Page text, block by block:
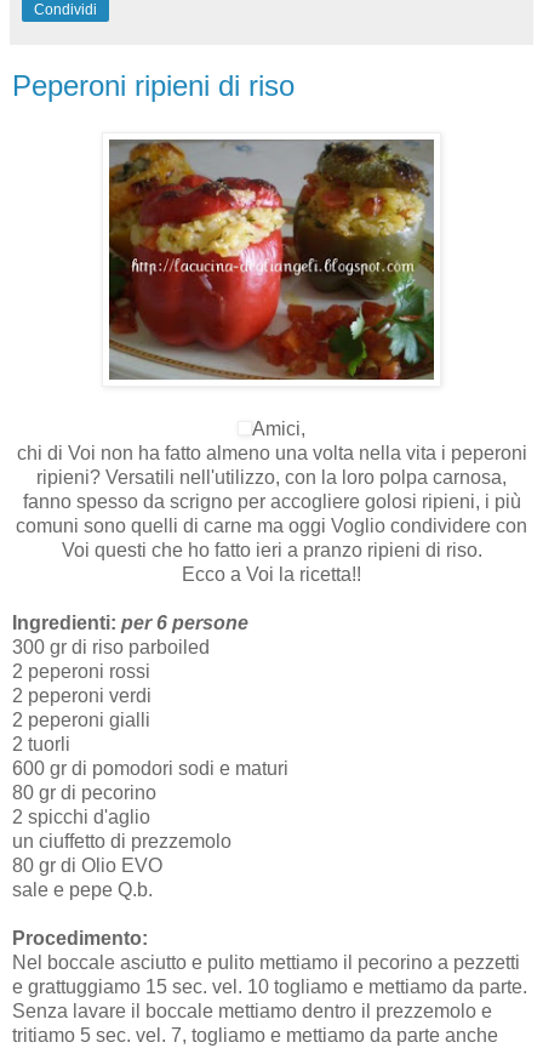
Condividi
Peperoni ripieni di riso
Amici,
chi di Voi non ha fatto almeno una volta nella vita i peperoni
ripieni? Versatili nell'utilizzo, con la loro polpa carnosa,
fanno spesso da scrigno per accogliere golosi ripieni, i più
comuni sono quelli di carne ma oggi Voglio condividere con
Voi questi che ho fatto ieri a pranzo ripieni di riso.
Ecco a Voi la ricetta!!
Ingredienti: per 6 persone
300 gr di riso parboiled
2 peperoni rossi
2 peperoni verdi
2 peperoni gialli
2 tuorli
600 gr di pomodori sodi e maturi
80 gr di pecorino
2 spicchi d'aglio
un ciuffetto di prezzemolo
80 gr di Olio EVO
sale e pepe Q.b.
Procedimento:
Nel boccale asciutto e pulito mettiamo il pecorino a pezzetti
e grattuggiamo 15 sec. vel. 10 togliamo e mettiamo da parte.
Senza lavare il boccale mettiamo dentro il prezzemolo e
tritiamo 5 sec. vel. 7, togliamo e mettiamo da parte anche